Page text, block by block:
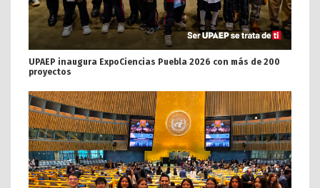
UPAEP inaugura ExpoCiencias Puebla 2026 con más de 200
proyectos